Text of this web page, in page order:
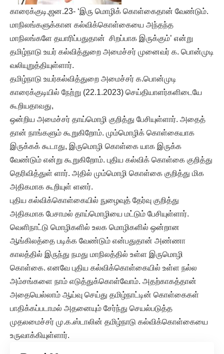
காரைக்குடி,ஜன.23- ‘இரு மொழிக் கொள்கைதான் வேண்டும்.
மாநிலங்களுக்கான கல்விக்கொள்கையை அந்தந்த
மாநிலங்களே தயாரிப்பதுதான் சிறப்பாக இருக்கும்’ என்று
தமிழ்நாடு உயர் கல்வித்துறை அமைச்சர் முனைவர் க. பொன்முடி
வலியுறுத்தியுள்ளார்.
தமிழ்நாடு உயர்கல்வித்துறை அமைச்சர் க.பொன்முடி
காரைக்குடியில் நேற்று (22.1.2023) செய்தியாளர்களிடையே
கூறியதாவது,
ஒன்றிய அமைச்சர் தாய்மொழி குறித்து பேசியுள்ளார். அதைத்
தான் நாங்களும் கூறுகிறோம். மும்மொழிக் கொள்கையாக
இருக்கக் கூடாது, இருமொழி கொள்கை யாக இருக்க
வேண்டும் என்று கூறுகிறோம். புதிய கல்விக் கொள்கை குறித்து
தெரிவித்துள் ளார். அதில் மும்மொழி கொள்கை குறித்து மிக
அதிகமாக கூறியுள் ளனர்.
புதிய கல்விக்கொள்கையில் நுழைவுத் தேர்வு குறித்து
அதிகமாக பேசாமல் தாய்மொழியை மட்டும் பேசியுள்ளார்.
வெளிநாட்டு மொழிகளில் உலக மொழிகளில் ஒன்றான
ஆங்கிலத்தை படிக்க வேண்டும் என்பதுதான் அண்ணா
காலத்தில் இருந்து நமது மாநிலத்தில் உள்ள இருமொழி
கொள்கை. எனவே புதிய கல்விக்கொள்கையில் உள்ள நல்ல
அம்சங்களை நாம் எடுத்துக்கொள்வோம். அதற்காகத்தான்
அதையெல்லாம் ஆய்வு செய்து தமிழ்நாட்டின் கொள்கைகள்
பாதிக்கப்படாமல் அதனையும் சேர்ந்து செயல்படுத்த
முதலமைச்சர் மு.க.ஸ்டாலின் தமிழ்நாடு கல்விக்கொள்கையை
உருவாக்கியுள்ளார்.